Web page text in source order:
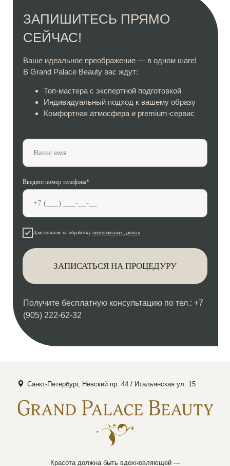
ЗАПИШИТЕСЬ ПРЯМО
СЕЙЧАС!
Ваше идеальное преображение — в одном шаге!
В Grand Palace Beauty вас ждут:
Топ-мастера с экспертной подготовкой
Индивидуальный подход к вашему образу
Комфортная атмосфера и premium-сервис
Получите бесплатную консультацию по тел.: +7
(905) 222-62-32
Введите номер телефона*
Даю согласие на обработку персональных данных
ЗАПИСАТЬСЯ НА ПРОЦЕДУРУ
Санкт-Петербург, Невский пр. 44 / Итальянская ул. 15
Красота должна быть вдохновляющей —